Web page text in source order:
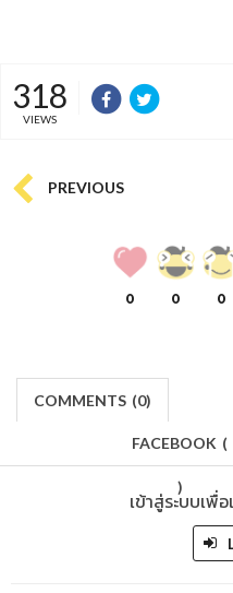
318
VIEWS
PREVIOUS
0 0 0
COMMENTS (0)
FACEBOOK (
)
เข้าสู่ระบบเพื่